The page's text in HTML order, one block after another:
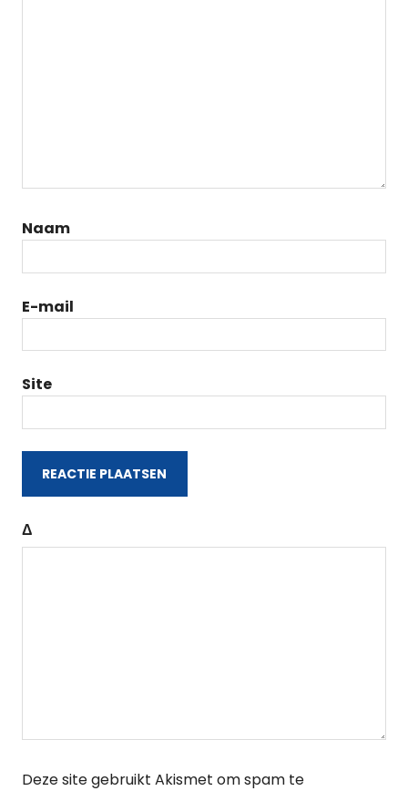
Naam
E-mail
Site
Δ
Deze site gebruikt Akismet om spam te